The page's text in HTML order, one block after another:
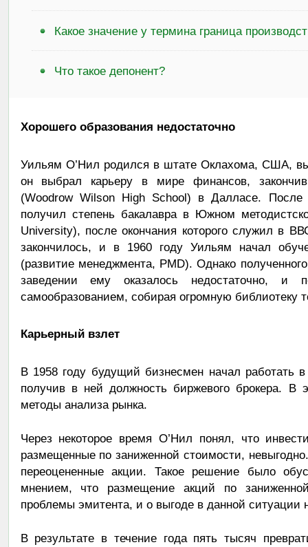
Какое значение у термина граница
Что такое депонент?
Хорошего образования недостаточно
Уильям О’Нил родился в штате Оклахома, США,
он выбрал карьеру в мире финансов,
(Woodrow Wilson High School) в Далласе.
получил степень бакалавра в Южном
University), после окончания которого служил в
закончилось, и в 1960 году Уильям начал
(развитие менеджмента, PMD). Однако
заведении ему оказалось недостаточно, и
самообразованием, собирая огромную библиотеку
Карьерный взлет
В 1958 году будущий бизнесмен начал работать
получив в ней должность биржевого брокера. В
методы анализа рынка.
Через некоторое время О’Нил понял, что
размещенные по заниженной стоимости,
переоцененные акции. Такое решение было
мнением, что размещение акций по
проблемы эмитента, и о выгоде в данной ситуации
В результате в течение года пять тысяч